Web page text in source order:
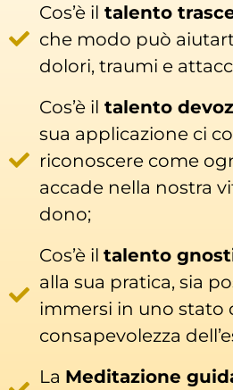
Cos’è il talento
che modo può
dolori, traumi e
Cos’è il talento
sua applicazione ci
riconoscere come
accade nella nostra
dono;
Cos’è il talento
alla sua pratica, sia
immersi in uno stato
consapevolezza
La Meditazione